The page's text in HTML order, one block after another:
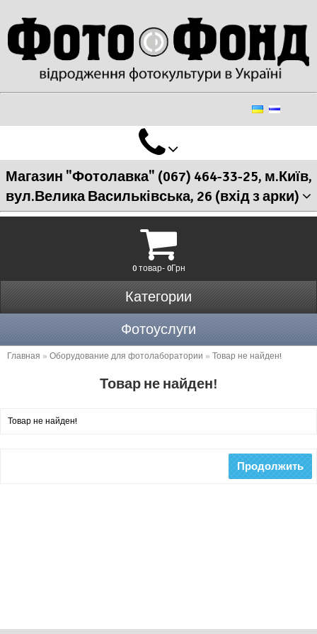
Магазин "Фотолавка" (067) 464-33-25, м.Київ,
вул.Велика Васильківська, 26 (вхід з арки)
0 товар- 0Грн
Категории
Фотоуслуги
Главная » Оборудование для фотолаборатории » Товар не найден!
Товар не найден!
Товар не найден!
Продолжить